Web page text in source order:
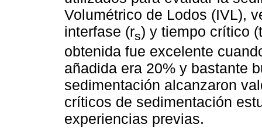
Volumétrico de Lodos (IVL),
interfase (rs) y tiempo crítico (t
obtenida fue excelente
añadida era 20% y bastante
sedimentación alcanzaron
críticos de sedimentación
experiencias previas.